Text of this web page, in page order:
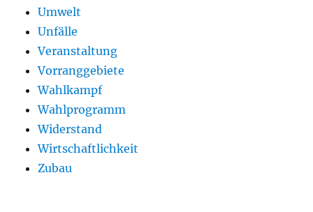
Umwelt
Unfälle
Veranstaltung
Vorranggebiete
Wahlkampf
Wahlprogramm
Widerstand
Wirtschaftlichkeit
Zubau